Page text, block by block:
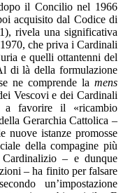
il Concilio nel 1966
acquisito dal Codice di
rivela una significativa
che priva i Cardinali
e quelli ottantenni del
di là della formulazione
ne comprende la mens
Vescovi e dei Cardinali
a favorire il «ricambio
Gerarchia Cattolica –
nuove istanze promosse
della compagine più
– e dunque
– ha finito per falsare
un’impostazione